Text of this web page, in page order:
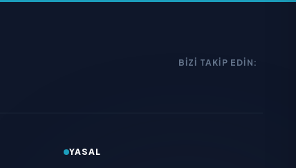
BIZI TAKIP EDIN:
YASAL